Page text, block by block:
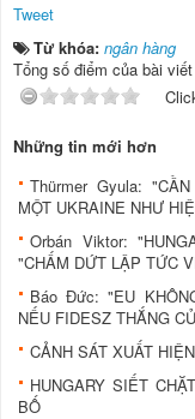
Tweet
Từ khóa: ngân hàng
Tổng số điểm của bài
Những tin mới hơn
Thürmer Gyula:
MỘT UKRAINE NHƯ
Orbán Viktor:
"CHẤM DỨT LẬP TỨC
Báo Đức: "EU
NẾU FIDESZ THẮNG
CẢNH SÁT XUẤT
HUNGARY SIẾT
BỐ